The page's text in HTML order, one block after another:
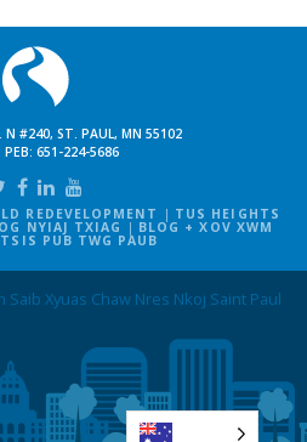
N #240, ST. PAUL, MN 55102
PEB: 651-224-5686
REDEVELOPMENT TUS HEIGHTS
NYIAJ TXIAG BLOG + XOV XWM
PUB TWG PAUB
Xyuas Chaw Nres Nkoj Saint Paul